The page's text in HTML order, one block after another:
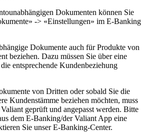
Dokumenten können Sie
-> «Einstellungen» im E-Banking
Dokumente auch für Produkte von
beziehen. Dazu müssen Sie über eine
entsprechende Kundenbeziehung
von Dritten oder sobald Sie die
Kundenstämme beziehen möchten, muss
geprüft und angepasst werden. Bitte
dem E-Banking/der Valiant App eine
Sie unser E-Banking-Center.